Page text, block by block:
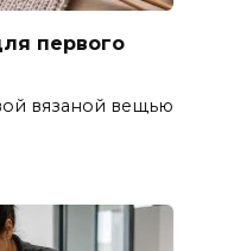
первого
вязаной вещью